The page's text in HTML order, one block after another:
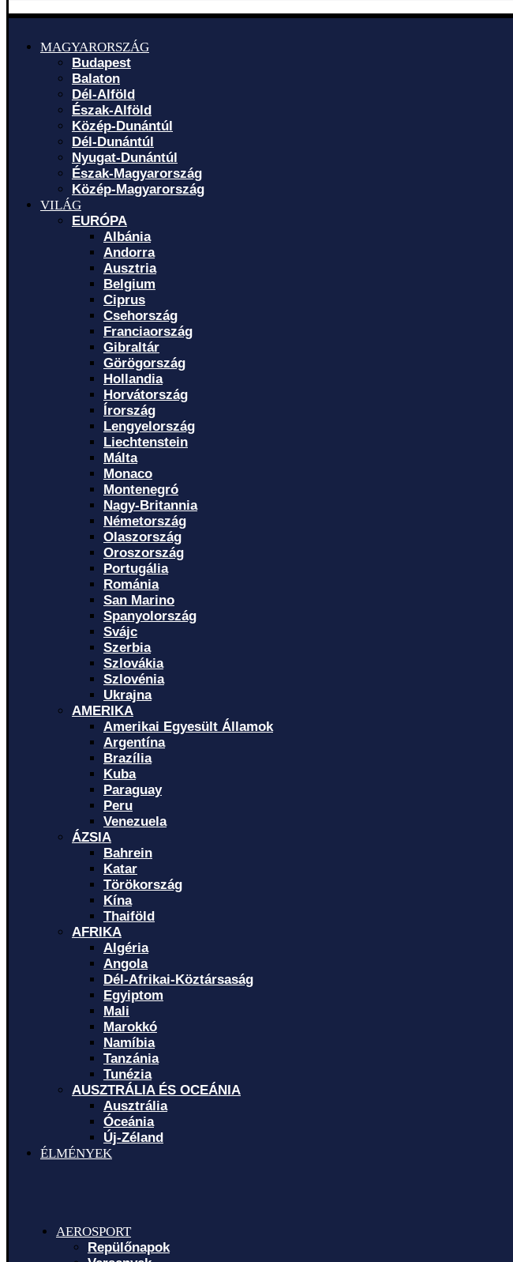
MAGYARORSZÁG
Budapest
Balaton
Dél-Alföld
Észak-Alföld
Közép-Dunántúl
Dél-Dunántúl
Nyugat-Dunántúl
Észak-Magyarország
Közép-Magyarország
VILÁG
EURÓPA
Albánia
Andorra
Ausztria
Belgium
Ciprus
Csehország
Franciaország
Gibraltár
Görögország
Hollandia
Horvátország
Írország
Lengyelország
Liechtenstein
Málta
Monaco
Montenegró
Nagy-Britannia
Németország
Olaszország
Oroszország
Portugália
Románia
San Marino
Spanyolország
Svájc
Szerbia
Szlovákia
Szlovénia
Ukrajna
AMERIKA
Amerikai Egyesült Államok
Argentína
Brazília
Kuba
Paraguay
Peru
Venezuela
ÁZSIA
Bahrein
Katar
Törökország
Kína
Thaiföld
AFRIKA
Algéria
Angola
Dél-Afrikai-Köztársaság
Egyiptom
Mali
Marokkó
Namíbia
Tanzánia
Tunézia
AUSZTRÁLIA ÉS OCEÁNIA
Ausztrália
Óceánia
Új-Zéland
ÉLMÉNYEK
AEROSPORT
Repülőnapok